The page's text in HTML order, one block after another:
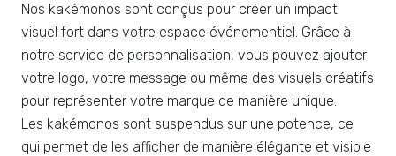
Nos kakémonos sont conçus pour créer un impact
visuel fort dans votre espace événementiel. Grâce à
notre service de personnalisation, vous pouvez ajouter
votre logo, votre message ou même des visuels créatifs
pour représenter votre marque de manière unique.
Les kakémonos sont suspendus sur une potence, ce
qui permet de les afficher de manière élégante et visible